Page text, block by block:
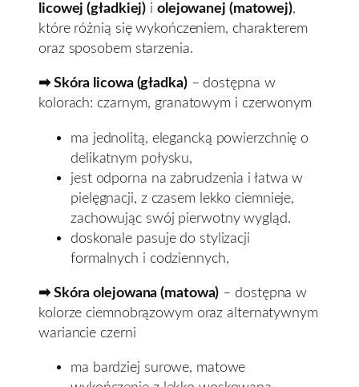
licowej (gładkiej) i olejowanej (matowej),
które różnią się wykończeniem, charakterem
oraz sposobem starzenia.
➡ Skóra licowa (gładka)– dostępna w
kolorach: czarnym, granatowym i czerwonym
ma jednolitą, elegancką powierzchnię o
delikatnym połysku,
jest odporna na zabrudzenia i łatwa w
pielęgnacji, z czasem lekko ciemnieje,
zachowując swój pierwotny wygląd.
doskonale pasuje do stylizacji
formalnych i codziennych,
➡ Skóra olejowana (matowa) – dostępna w
kolorze ciemnobrązowym oraz alternatywnym
wariancie czerni
ma bardziej surowe, matowe